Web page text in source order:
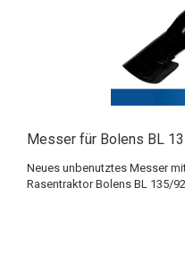
Messer für Bolens BL
Neues unbenutztes Messer
Rasentraktor Bolens BL 135/